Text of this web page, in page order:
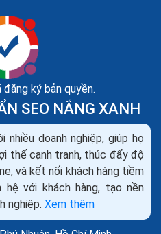
dịch vụ khách hàng hiệu
cung cấp dịch vụ tốt hơn,
học Toronto đã chỉ ra rằng
cản khả...
ký bản quyền.
SEO NẮNG XANH
doanh nghiệp, giúp họ
thế cạnh tranh, thúc đẩy độ
và kết nối khách hàng tiềm
hệ với khách hàng, tạo nền
nghiệp. Xem thêm